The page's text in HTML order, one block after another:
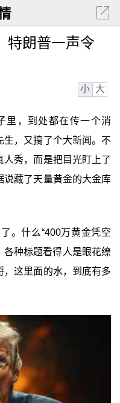
特朗普一声令
小 大
里，到处都在传一个消
生，又搞了个大新闻。不
秀，而是把目光盯上了
说藏了天量黄金的大金库
。什么“400万黄金凭空
各种标题看得人是眼花缭
这里面的水，到底有多